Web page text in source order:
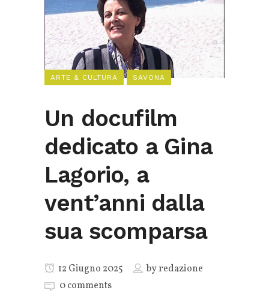
ARTE & CULTURA SAVONA
Un docufilm
dedicato a Gina
Lagorio, a
vent’anni dalla
sua scomparsa
12 Giugno 2025 byredazione
0 comments